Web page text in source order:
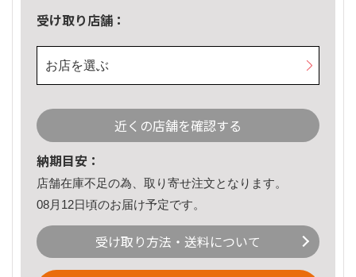
受け取り店舗：
お店を選ぶ
近くの店舗を確認する
納期目安：
店舗在庫不足の為、取り寄せ注文となります。
08月12日頃のお届け予定です。
受け取り方法・送料について